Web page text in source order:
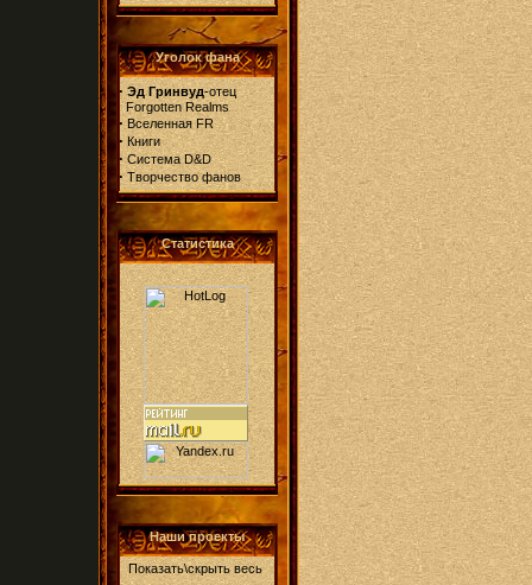
Уголок фана
· Эд Гринвуд-отец
Forgotten Realms
· Вселенная FR
· Книги
· Система D&D
· Творчество фанов
Статистика
Наши проекты
Показать\скрыть весь